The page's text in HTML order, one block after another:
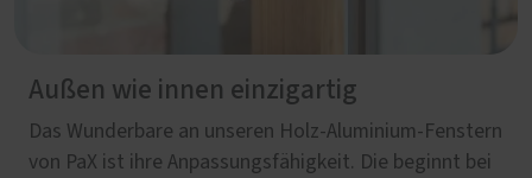
Außen wie innen einzigartig
Das Wunderbare an unseren Holz-Aluminium-Fenstern
von PaX ist ihre Anpassungsfähigkeit. Die beginnt bei